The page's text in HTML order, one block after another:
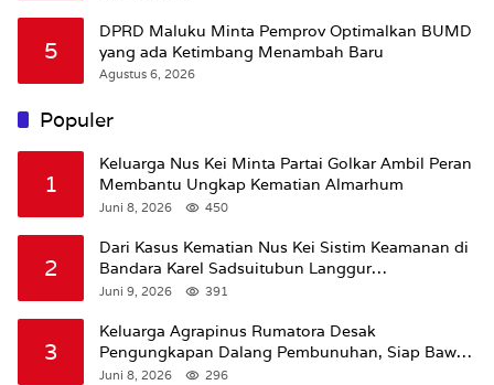
5
DPRD Maluku Minta Pemprov Optimalkan BUMD
yang ada Ketimbang Menambah Baru
Agustus 6, 2026
Populer
1
Keluarga Nus Kei Minta Partai Golkar Ambil Peran
Membantu Ungkap Kematian Almarhum
Juni 8, 2026 450
2
Dari Kasus Kematian Nus Kei Sistim Keamanan di
Bandara Karel Sadsuitubun Langgur
Dipertanyakan
Juni 9, 2026 391
3
Keluarga Agrapinus Rumatora Desak
Pengungkapan Dalang Pembunuhan, Siap Bawa
Kasus ke Komisi III DPR RI
Juni 8, 2026 296